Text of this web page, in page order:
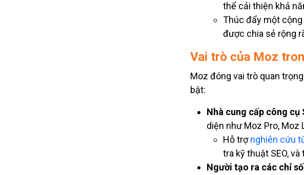
thể cải thiện khả
Thúc đẩy một cộng
được chia sẻ rộng
Vai trò của Moz
Moz đóng vai trò quan
bật:
Nhà cung cấp công cụ
diện như Moz Pro, Moz
Hỗ trợnghiên cứu
tra kỹ thuật SEO,
Người tạo ra các chỉ